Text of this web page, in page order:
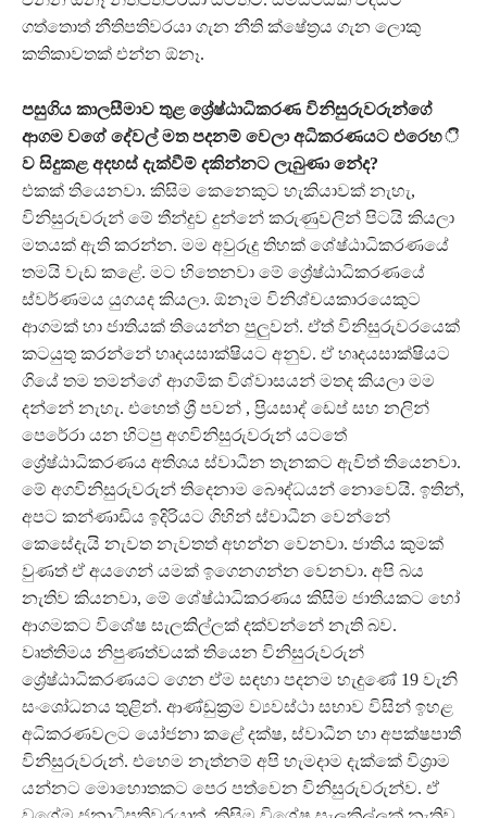
ගත්තොත් නීතිපතිවරයා ගැන නීති ක්ෂේත්‍රය ගැන ලොකු
කතිකාවතක් එන්න ඕනෑ.
පසුගිය කාලසීමාව තුළ ශ්‍රේෂ්ඨාධිකරණ විනිසුරුවරුන්ග‍ේ
ආගම වගේ දේවල් මත පදනම් වෙලා අධිකරණයට එරෙහ ි
ව සිදුකළ අදහස් දැක්වීම් දකින්නට ලැබුණා නේද?
එකක් තියෙනවා. කිසිම කෙනෙකුට හැකියාවක් නැහැ,
විනිසුරුවරුන් මේ තීන්දුව දුන්නේ කරුණුවලින් පිටයි කියලා
මතයක් ඇති කරන්න. මම අවුරුදු තිහක් ශේෂ්ඨාධිකරණයේ
තමයි වැඩ කළේ. මට හිතෙනවා මේ ශ්‍රේෂ්ඨාධිකරණයේ
ස්වර්ණමය යුගයද කියලා. ඕනෑම විනිශ්චයකාරයෙකුට
ආගමක් හා ජාතියක් තියෙන්න පුලු‍වන්. ඒත් විනිසුරුවරයෙක්
කටයුතු කරන්නේ හෘදයසාක්ෂියට අනුව‍. ඒ හෘදයසාක්ෂියට
ගියේ තම තමන්ගේ ආගමික විශ්වාසයන් මතද කියලා මම
දන්නේ නැහැ. එහෙත් ශ්‍රී පවන් , ප්‍රියසාද් ඩෙප් සහ නලින්
පෙරේරා යන හිටපු අගවිනිසුරුවරුන් යටතේ
ශ්‍රේෂ්ඨාධිකරණය අතිශය ස්වාධීන තැනකට ඇවිත් තියෙනවා.
මේ අගවිනිසුරුවරුන් තිදෙනාම බෞද්ධයන් නොවෙයි. ඉතින්,
අපට කන්ණාඩිය ඉදිරියට ගිහින් ස්වාධීන වෙන්නේ
කෙසේදැයි නැවත නැවතත් අහන්න වෙනවා. ජාතිය කුමක්
වුණත් ඒ අයගෙන් යමක් ඉගෙනගන්න වෙනවා. අපි බය
නැතිව කියනවා, මේ ශේෂ්ඨාධිකරණය කිසිම ජාතියකට හෝ
ආගමකට විශේෂ සැලකිල්ලක් දක්වන්නේ නැති බව.
වෘත්තිමය නිපුණත්වයක් තියෙන විනිසුරුවරුන්
ශ්‍රේෂ්ඨාධිකරණයට ගෙන ඒම සඳහා පදනම හැදුණේ 19 වැනි
සංශෝධනය තුළින්. ආණ්ඩුක්‍රම ව්‍යවස්ථා සභාව විසින් ඉහළ
අධිකරණවලට යෝජනා කළේ දක්ෂ, ස්වාධීන හා අපක්ෂපාතී
විනිසුරුවරුන්. එහෙම නැත්නම් අපි හැමදාම දැක්කේ විශ්‍රාම
යන්නට මොහොතකට පෙර පත්වෙන විනිසුරුවරුන්ව. ඒ